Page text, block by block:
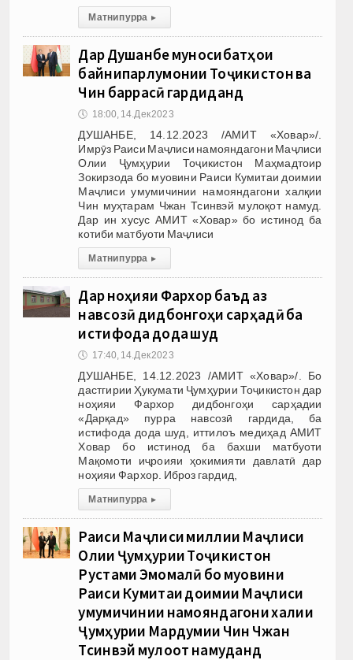
Матни пурра ▸
Дар Душанбе муносибатҳои
байнипарлумонии Тоҷикистон ва
Чин баррасӣ гардиданд
🕔 18:00, 14.Дек 2023
ДУШАНБЕ, 14.12.2023 /АМИТ «Ховар»/.
Имрӯз Раиси Маҷлиси намояндагони Маҷлиси
Олии Ҷумҳурии Тоҷикистон Маҳмадтоир
Зокирзода бо муовини Раиси Кумитаи доимии
Маҷлиси умумичинии намояндагони халқии
Чин муҳтарам Чжан Тсинвэй мулоқот намуд.
Дар ин хусус АМИТ «Ховар» бо истинод ба
котиби матбуоти Маҷлиси
Матни пурра ▸
Дар ноҳияи Фархор баъд аз
навсозӣ дидбонгоҳи сарҳадӣ ба
истифода дода шуд
🕔 17:40, 14.Дек 2023
ДУШАНБЕ, 14.12.2023 /АМИТ «Ховар»/. Бо
дастгирии Ҳукумати Ҷумҳурии Тоҷикистон дар
ноҳияи Фархор дидбонгоҳи сарҳадии
«Дарқад» пурра навсозӣ гардида, ба
истифода дода шуд, иттилоъ медиҳад АМИТ
Ховар бо истинод ба бахши матбуоти
Мақомоти иҷроияи ҳокимияти давлатӣ дар
ноҳияи Фархор. Иброз гардид,
Матни пурра ▸
Раиси Маҷлиси миллии Маҷлиси
Олии Ҷумҳурии Тоҷикистон
Рустами Эмомалӣ бо муовини
Раиси Кумитаи доимии Маҷлиси
умумичинии намояндагони халқии
Ҷумҳурии Мардумии Чин Чжан
Тсинвэй мулоқот намуданд